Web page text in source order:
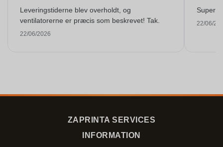
Leveringstiderne blev overholdt, og
ventilatorerne er præcis som beskrevet! Tak.
22/06/2026
Super
22/06/
ZAPRINTA SERVICES
INFORMATION